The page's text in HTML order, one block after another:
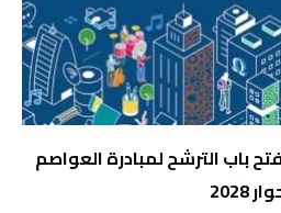
فتح باب الترشح لمبادرة العواصم